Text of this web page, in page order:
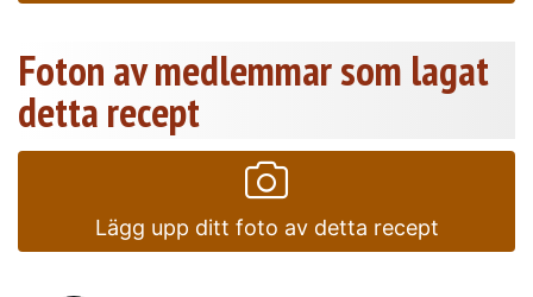
Foton av medlemmar som lagat
detta recept
Lägg upp ditt foto av detta recept